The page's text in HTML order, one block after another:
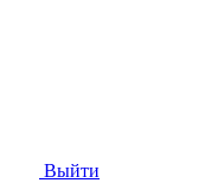
Выйти